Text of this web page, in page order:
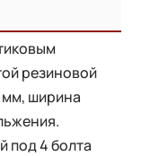
резиновой
мм, ширина
под 4 болта